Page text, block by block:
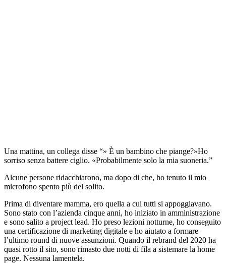
Una mattina, un collega disse “» È un bambino che piange?»Ho
sorriso senza battere ciglio. «Probabilmente solo la mia suoneria.”
Alcune persone ridacchiarono, ma dopo di che, ho tenuto il mio
microfono spento più del solito.
Prima di diventare mamma, ero quella a cui tutti si appoggiavano.
Sono stato con l’azienda cinque anni, ho iniziato in amministrazione
e sono salito a project lead. Ho preso lezioni notturne, ho conseguito
una certificazione di marketing digitale e ho aiutato a formare
l’ultimo round di nuove assunzioni. Quando il rebrand del 2020 ha
quasi rotto il sito, sono rimasto due notti di fila a sistemare la home
page. Nessuna lamentela.